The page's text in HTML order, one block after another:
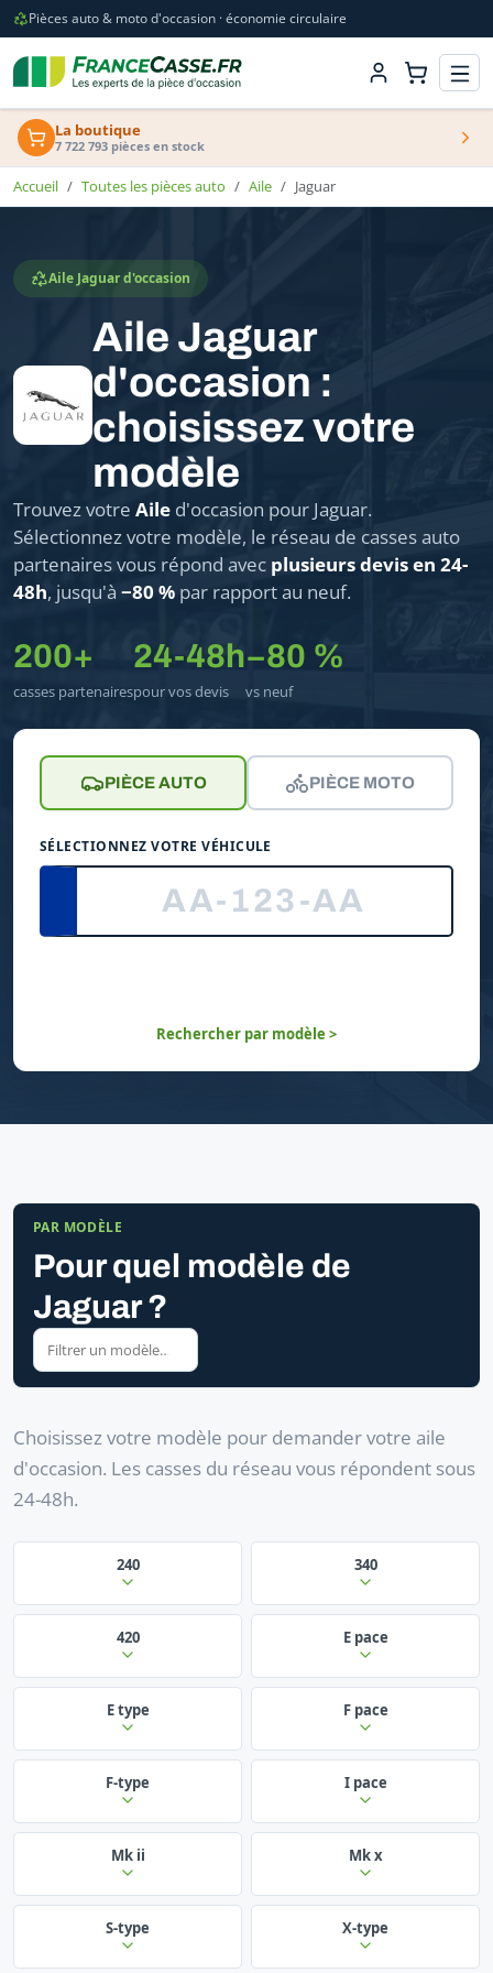
Pièces auto & moto d'occasion · économie circulaire
La boutique
7 722 793 pièces en stock
Accueil Toutes les pièces auto Aile Jaguar
Aile Jaguar d'occasion
Aile Jaguar
d'occasion :
choisissez votre
modèle
Trouvez votre Aile d'occasion pour Jaguar.
Sélectionnez votre modèle, le réseau de casses auto
partenaires vous répond avec plusieurs devis en 24-
48h, jusqu'à −80 % par rapport au neuf.
200+
casses partenaires
24-48h
pour vos devis
−80 %
vs neuf
PIÈCE AUTO PIÈCE MOTO
SÉLECTIONNEZ VOTRE VÉHICULE
Rechercher par modèle >
PAR MODÈLE
Pour quel modèle de
Jaguar ?
Choisissez votre modèle pour demander votre aile
d'occasion. Les casses du réseau vous répondent sous
24-48h.
240 340
420 E pace
E type F pace
F-type I pace
Mk ii Mk x
S-type X-type